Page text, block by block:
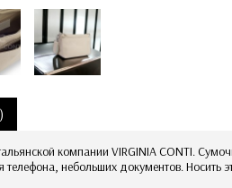
компании VIRGINIA CONTI.
небольших документов. Носить